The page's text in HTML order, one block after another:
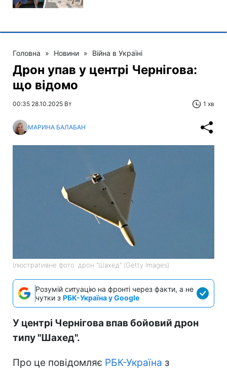
Головна » Новини » Війна в Україні
Дрон упав у центрі Чернігова:
що відомо
00:35 28.10.2025 Вт 1 хв
МАРИНА БАЛАБАН
Ілюстративне фото: дрон "Шахед" (Getty Images)
Розумій ситуацію на фронті через факти, а не
чутки з РБК-Україна у Google
У центрі Чернігова впав бойовий дрон
типу "Шахед".
Про це повідомляє РБК-Україна з